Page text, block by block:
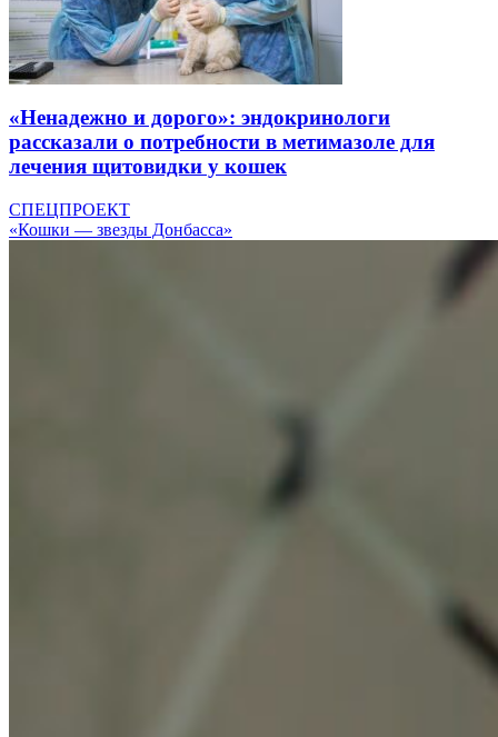
«Ненадежно и дорого»: эндокринологи
рассказали о потребности в метимазоле для
лечения щитовидки у кошек
СПЕЦПРОЕКТ
«Кошки — звезды Донбасса»